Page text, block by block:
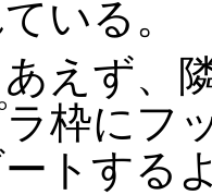
いる。
えず、
枠にフ
トする